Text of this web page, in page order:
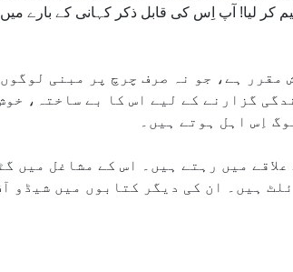
ہے، جو نہ صرف چرچ پر مبنی
گزارنے کے لیے اس کا بے ساختہ،
اِس اہل ہوتے ہیں۔
میں رہتے ہیں۔ اس کے مشاغل میں
ہیں۔ ان کی دیگر کتابوں میں شیڈو